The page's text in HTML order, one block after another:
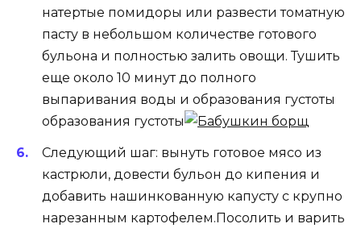
натертые помидоры или развести томатную
пасту в небольшом количестве готового
бульона и полностью залить овощи. Тушить
еще около 10 минут до полного
выпаривания воды и образования густоты
образования густоты
Следующий шаг: вынуть готовое мясо из
кастрюли, довести бульон до кипения и
добавить нашинкованную капусту с крупно
нарезанным картофелем.Посолить и варить